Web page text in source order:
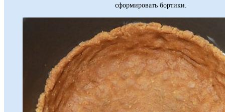
сформировать бортики.